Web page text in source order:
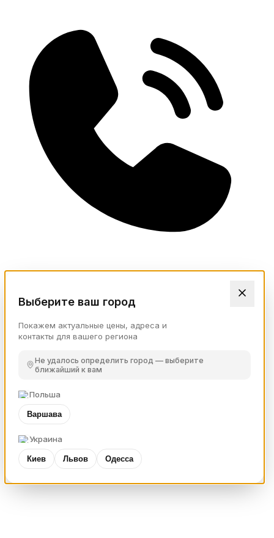
Выберите ваш город
Покажем актуальные цены, адреса и
контакты для вашего региона
Не удалось определить город — выберите
ближайший к вам
Польша
Варшава
Украина
Киев Львов Одесса